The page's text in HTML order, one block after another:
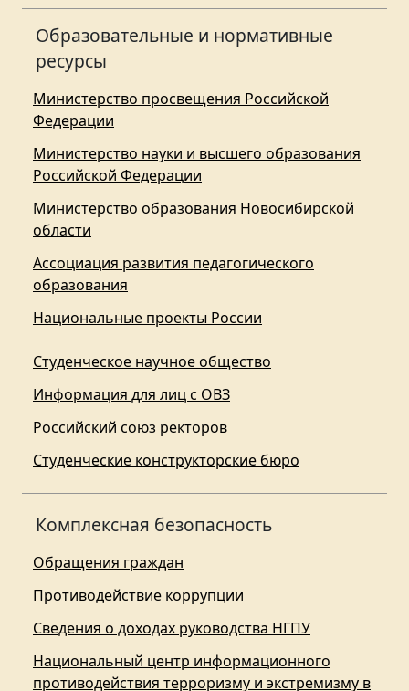
Образовательные и нормативные
ресурсы
Министерство просвещения Российской
Федерации
Министерство науки и высшего образования
Российской Федерации
Министерство образования Новосибирской
области
Ассоциация развития педагогического
образования
Национальные проекты России
Студенческое научное общество
Информация для лиц с ОВЗ
Российский союз ректоров
Студенческие конструкторские бюро
Комплексная безопасность
Обращения граждан
Противодействие коррупции
Сведения о доходах руководства НГПУ
Национальный центр информационного
противодействия терроризму и экстремизму в